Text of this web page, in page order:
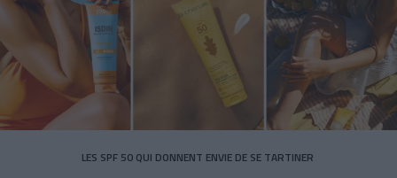
LES SPF 50 QUI DONNENT ENVIE DE SE TARTINER